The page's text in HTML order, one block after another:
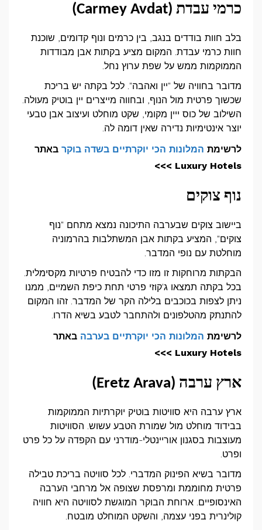
כרמי עבדת (Carmey Avdat
)
בלב חוות בודדים בנגב, בין כרמים ונוף קדומים, שוכנת
חוות כרמי עבדת. המקום מציע בקתות אבן מבודדות
הממוקמות ממש על שפת ערוץ נחל.
מדובר בחוויה של "יין ואהבה". לכל בקתה יש בריכת
שכשוך פרטית מול הנוף, ובחווה מייצרים יין בוטיק מעולה.
השילוב של כוס ייין מקומי, שקט מוחלט ועיצוב אבן טבעי
יוצר אינטימיות נדירה שאין דומה לה.
לרשימת המלונות הכי יוקרתיים בשדה בוקר באתר
Luxury Hotels >>>
נוף צוקים
ביישוב צוקים שבערבה התיכונה נמצא מתחם "נוף
צוקים", המציע בקתות אבן המשתלבות בהרמוניה
מוחלטת עם נופי המדבר.
הבקתות מרוחקות זו מזו כדי להבטיח פרטיות מקסימלית.
בכל בקתה תמצאו ג'קוזי פרטי תחת כיפת השמיים, ממנו
ניתן לצפות בכוכבים בלילה הקר של המדבר. זהו המקום
להתנתק מהטלפונים ולהתחבר לטבע בשיא הדרו.
לרשימת המלונות הכי יוקרתיים בערבה באתר
Luxury Hotels >>>
ארץ ערבה (Eretz Arava
)
ארץ ערבה היא סוויטות בוטיק יוקרתיות הממוקמות
בבידוד מוחלט מול שמורת הטבע עשוש. הסוויטות
מעוצבות בסגנון אוריינטלי-מודרני עם הקפדה על כל פרט
ופרט.
מדובר בשיא הפינוק המדברי. לכל סוויטה בריכת טבילה
פרטית מחוממת ומרפסת שצופה אל מרחבי הערבה
האינסופיים. ארוחת הבוקר המוגשת לסוויטה היא חוויה
קולינרית בפני עצמה, והשקט המוחלט מובטח.